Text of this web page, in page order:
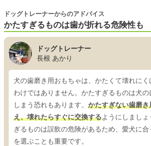
かたすぎるものは歯が折れる危険性も
ドッグトレーナーからのアドバイス
ドッグトレーナー
長根 あかり
犬の歯磨き用おもちゃは、かたくて壊れにく
わけではありません。かたすぎるものは犬の
しまう恐れもあります。 かたすぎない歯磨
え、壊れたらすぐに交換するようにしまし
ぎるものは誤飲の危険があるため、愛犬に
を選ぶことも重要です。